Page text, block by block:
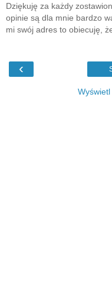
Dziękuję za każdy
opinie są dla mnie bardzo
mi swój adres to obiecuję,
‹